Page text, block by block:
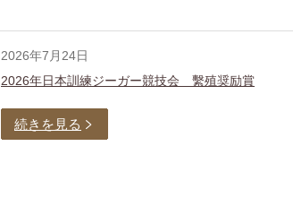
2026年7月24日
2026年日本訓練ジーガー競技会 繫殖奨励賞
続きを見る